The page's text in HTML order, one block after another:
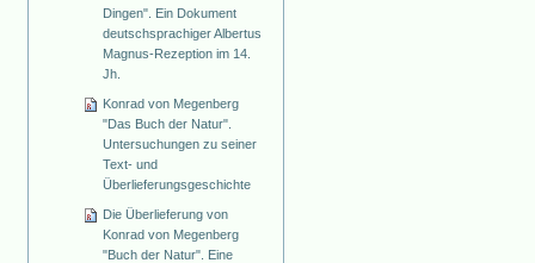
Dingen". Ein Dokument
deutschsprachiger Albertus
Magnus-Rezeption im 14.
Jh.
Konrad von Megenberg
"Das Buch der Natur".
Untersuchungen zu seiner
Text- und
Überlieferungsgeschichte
Die Überlieferung von
Konrad von Megenberg
"Buch der Natur". Eine